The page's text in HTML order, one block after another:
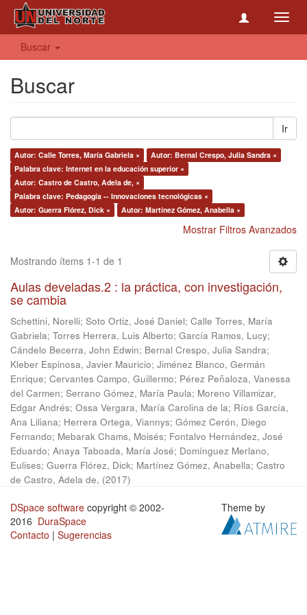
Buscar
Buscar
Ir
Autor: Calle Torres, María Gabriela ×
Autor: Bernal Crespo, Julia Sandra ×
Palabra clave: Internet en la educación superior ×
Autor: Castro de Castro, Adela de, ×
Palabra clave: Pedagogía -- Innovaciones tecnológicas ×
Autor: Guerra Flórez, Dick ×
Autor: Martínez Gómez, Anabella ×
Mostrar Filtros Avanzados
Mostrando ítems 1-1 de 1
Aulas develadas.2 : la práctica, con investigación,
se cambia
Schettini, Norelli; Soto Ortiz, José Daniel; Calle Torres, María
Gabriela; Torres Herrera, Luis Alberto; García Ramos, Lucy;
Cándelo Becerra, John Edwin; Bernal Crespo, Julia Sandra;
Kleber Espinosa, Javier Mauricio; Jiménez Blanco, Germán
Enrique; Cervantes Campo, Guillermo; Pérez Peñaloza, Vanessa
del Carmen; Serrano Gómez, María Paula; Moreno Villamizar,
Edgar Andrés; Ossa Vergara, María Carolina de la; Ríos García,
Ana Liliana; Herrera Ortega, Viannys; Gómez Cerón, Diego
Fernando; Mebarak Chams, Moisés; Fontalvo Hernández, José
Eduardo; Anaya Taboada, María José; Domínguez Merlano,
Eulises; Guerra Flórez, Dick; Martínez Gómez, Anabella; Castro
de Castro, Adela de, (2017)
DSpace software copyright © 2002-
2016 DuraSpace
Contacto | Sugerencias
Theme by